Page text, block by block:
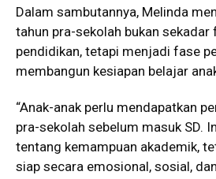
Dalam sambutannya, Melinda
tahun pra-sekolah bukan
pendidikan, tetapi menjadi fase
membangun kesiapan belajar
“Anak-anak perlu mendapatkan
pra-sekolah sebelum masuk SD.
tentang kemampuan akademik,
siap secara emosional, sosial,